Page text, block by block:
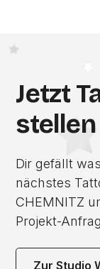
Jetzt
stellen
Dir gefällt
nächstes
CHEMNITZ
Projekt-
Zur Studio